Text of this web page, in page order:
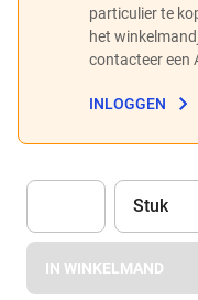
particulier te
het
contacteer een
INLOGGEN
Eenheid
Stuk
IN WINKELMAND